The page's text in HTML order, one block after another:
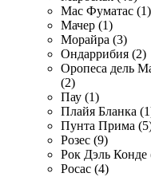
Мас Фуматас (1)
Мачер (1)
Морайра (3)
Ондаррибия (2)
Оропеса дель
(2)
Пау (1)
Плайя Бланка
Пунта Прима
Розес (9)
Рок Дэль Конде
Росас (4)